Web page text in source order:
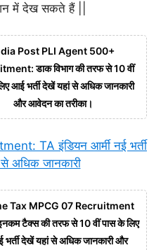
में देख सकते हैं ||
Post PLI Agent 500+
डाक विभाग की तरफ से 10 वीं
आई भर्ती देखें यहां से अधिक जानकारी
और आवेदन का तरीका।
TA इंडियन आर्मी नई भर्ती
अधिक जानकारी
Tax MPCG 07 Recruitment
टैक्स की तरफ से 10 वीं पास के लिए
देखें यहां से अधिक जानकारी और